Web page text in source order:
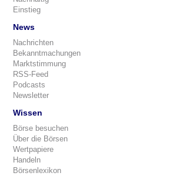
Einstieg
News
Nachrichten
Bekanntmachungen
Marktstimmung
RSS-Feed
Podcasts
Newsletter
Wissen
Börse besuchen
Über die Börsen
Wertpapiere
Handeln
Börsenlexikon